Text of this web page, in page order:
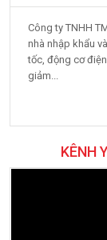
Công ty TNHH
nhà nhập khẩu
tốc, động cơ
giảm...
KÊNH